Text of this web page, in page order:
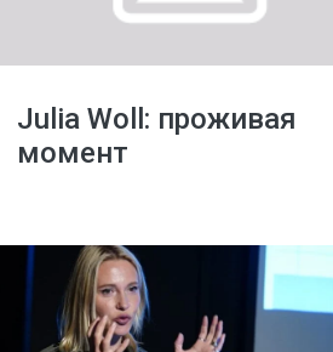
Julia Woll: проживая
момент